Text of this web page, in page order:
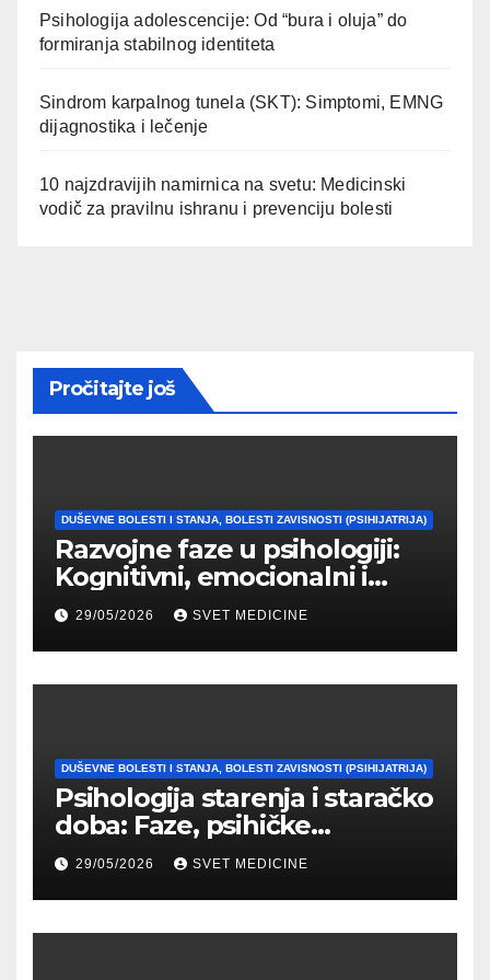
Psihologija adolescencije: Od “bura i oluja” do
formiranja stabilnog identiteta
Sindrom karpalnog tunela (SKT): Simptomi, EMNG
dijagnostika i lečenje
10 najzdravijih namirnica na svetu: Medicinski
vodič za pravilnu ishranu i prevenciju bolesti
Pročitajte još
DUŠEVNE BOLESTI I STANJA, BOLESTI ZAVISNOSTI (PSIHIJATRIJA)
Razvojne faze u psihologiji:
Kognitivni, emocionalni i
moralni razvoj čoveka
29/05/2026 SVET MEDICINE
DUŠEVNE BOLESTI I STANJA, BOLESTI ZAVISNOSTI (PSIHIJATRIJA)
Psihologija starenja i staračko
doba: Faze, psihičke
promene i tipovi
prilagođavanja
29/05/2026 SVET MEDICINE